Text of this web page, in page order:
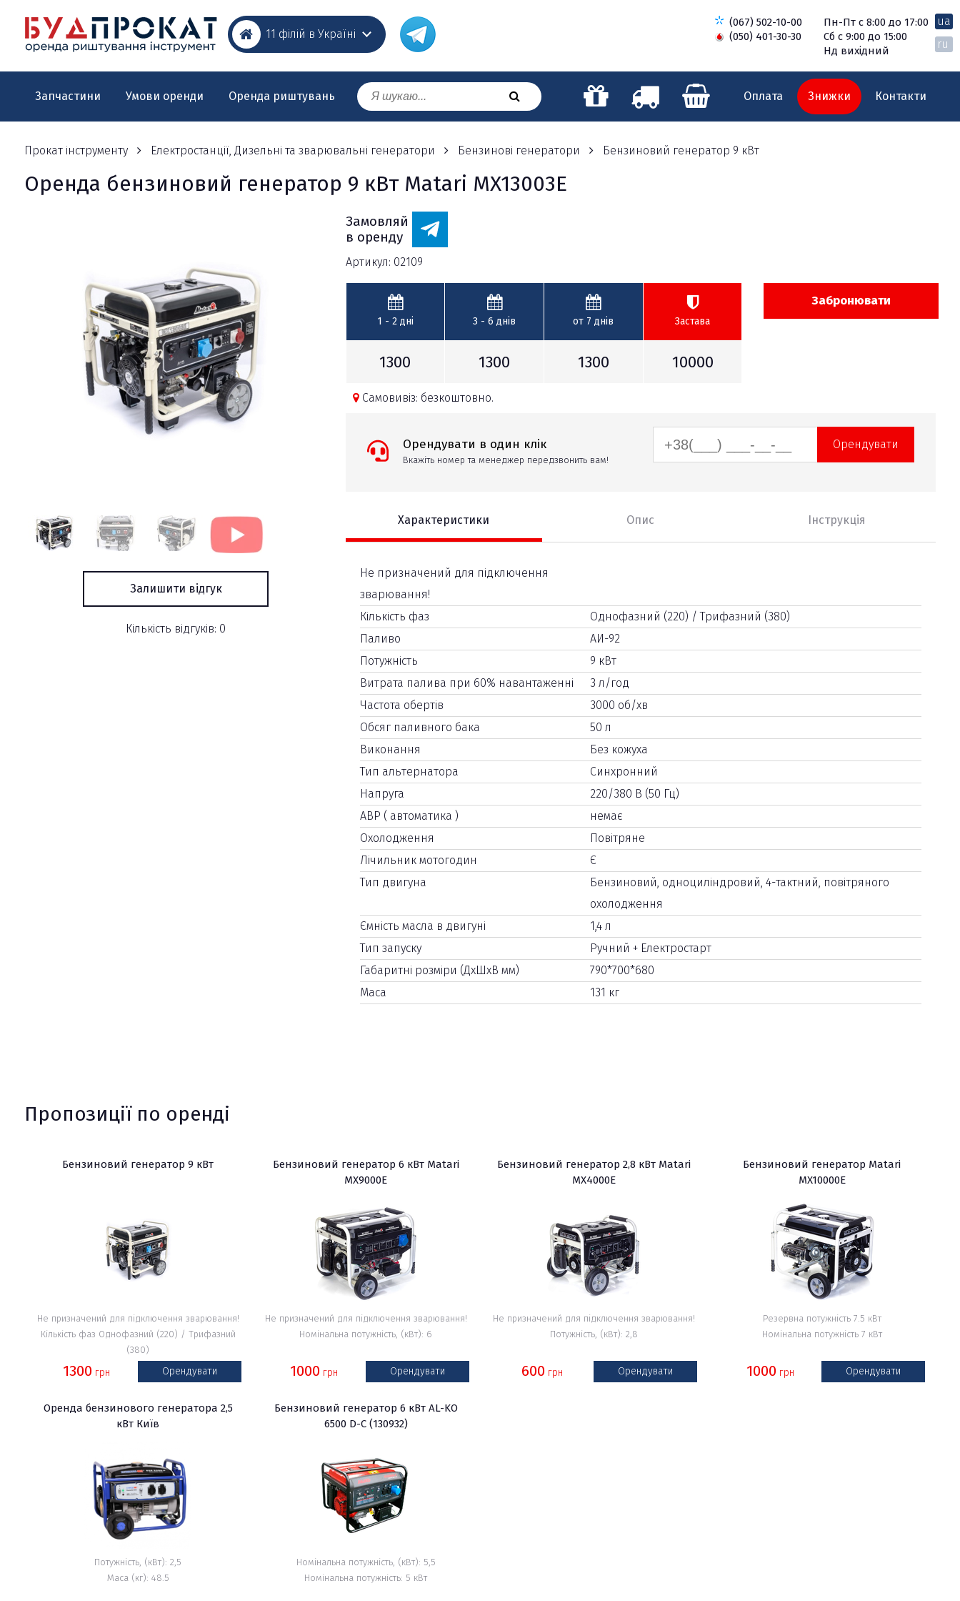
11 філій в Україні
Пн-Пт с 8:00 до 17:00
Сб с 9:00 до 15:00
Нд вихідний
(067) 502-10-00
(050) 401-30-30
Запчастини Умови оренди Оренда риштувань
ua
ru
Контакти
Оплата Знижки
Прокат інструменту Електростанції, Дизельні та зварювальні генератори Бензинові генератори Бензиновий генератор 9 кВт
Оренда бензиновий генератор 9 кВт Matari MX13003E
Залишити відгук
Кількість відгуків: 0
Замовляй
в оренду
Артикул: 02109
1 - 2дні
1300
3 - 6 днів
1300
от 7 днів
1300
Застава
10000
Забронювати
Самовивіз: безкоштовно.
Орендувати в один клік
Вкажіть номер та менеджер передзвонить вам!
Орендувати
Характеристики Опис Інструкція
Не призначений для підключення
зварювання!
Кількість фаз
Однофазний (220) / Трифазний (380)
Паливо
АИ-92
Потужність
9 кВт
Витрата палива при 60% навантаженні
3 л/год
Частота обертів
3000 об/хв
Обсяг паливного бака
50 л
Виконання
Без кожуха
Тип альтернатора
Синхронний
Напруга
220/380 В (50 Гц)
АВР ( автоматика )
немає
Охолодження
Повітряне
Лічильник мотогодин
Є
Тип двигуна
Бензиновий, одноциліндровий, 4-тактний, повітряного
охолодження
Ємність масла в двигуні
1,4 л
Тип запуску
Ручний + Електростарт
Габаритні розміри (ДхШхВ мм)
790*700*680
Маса
131 кг
Пропозиції по оренді
Бензиновий генератор 9 кВт
Не призначений для підключення зварювання!
Кількість фаз Однофазний (220) / Трифазний
(380)
1300 грн Орендувати
Бензиновий генератор 6 кВт Matari
MX9000E
Не призначений для підключення зварювання!
Номінальна потужність, (кВт): 6
1000 грн Орендувати
Бензиновий генератор 2,8 кВт Matari
MX4000E
Не призначений для підключення зварювання!
Потужність, (кВт): 2,8
600 грн Орендувати
Бензиновий генератор Matari
MX10000E
Резервна потужність 7.5 кВт
Номінальна потужність 7 кВт
1000 грн Орендувати
Оренда бензинового генератора 2,5
кВт Київ
Потужність, (кВт): 2,5
Маса (кг): 48.5
Бензиновий генератор 6 кВт AL-KO
6500 D-C (130932)
Номінальна потужність, (кВт): 5,5
Номінальна потужність: 5 кВт